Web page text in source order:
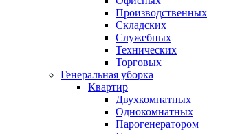
Производственных
Складских
Служебных
Технических
Торговых
Генеральная уборка
Квартир
Двухкомнатных
Однокомнатных
Парогенератором